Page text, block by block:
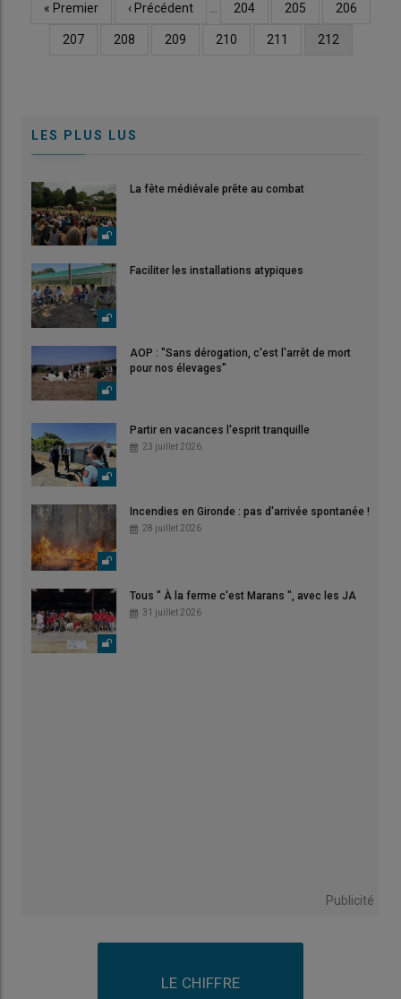
Première
« Premier
Page
‹ Précédent Page
204 Page
205 Page
206
Page
207 Page
208 Page
209 Page
210 Page
211
Page
212
LES PLUS LUS
La fête médiévale prête au combat
Faciliter les installations atypiques
AOP : "Sans dérogation, c'est l'arrêt de mort
pour nos élevages"
Partir en vacances l'esprit tranquille
23 juillet 2026
Incendies en Gironde : pas d'arrivée spontanée !
28 juillet 2026
Tous " À la ferme c'est Marans ", avec les JA
31 juillet 2026
Publicité
LE CHIFFRE